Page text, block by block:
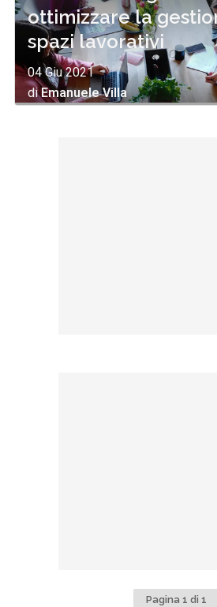
ottimizzare la
spazi lavorativi
04 Giu 2021
diEmanuele Villa
Pagina 1 di 1